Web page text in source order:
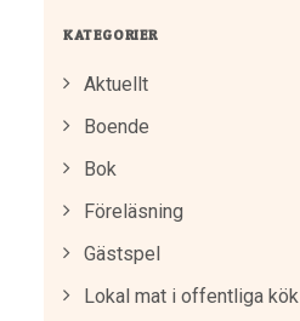
KATEGORIER
Aktuellt
Boende
Bok
Föreläsning
Gästspel
Lokal mat i offentliga kök